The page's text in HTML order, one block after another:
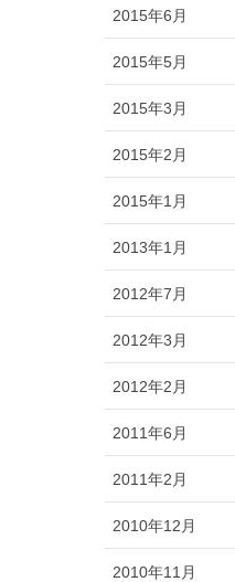
2015年6月
2015年5月
2015年3月
2015年2月
2015年1月
2013年1月
2012年7月
2012年3月
2012年2月
2011年6月
2011年2月
2010年12月
2010年11月